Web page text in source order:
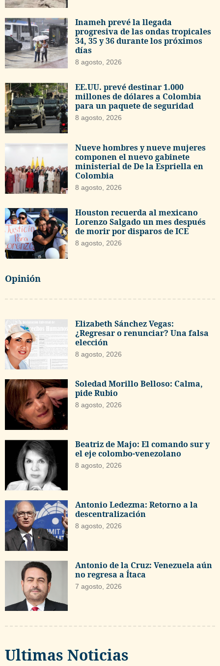
Inameh prevé la llegada
progresiva de las ondas tropicales
34, 35 y 36 durante los próximos
días
8 agosto, 2026
EE.UU. prevé destinar 1.000
millones de dólares a Colombia
para un paquete de seguridad
8 agosto, 2026
Nueve hombres y nueve mujeres
componen el nuevo gabinete
ministerial de De la Espriella en
Colombia
8 agosto, 2026
Houston recuerda al mexicano
Lorenzo Salgado un mes después
de morir por disparos de ICE
8 agosto, 2026
Opinión
Elizabeth Sánchez Vegas:
¿Regresar o renunciar? Una falsa
elección
8 agosto, 2026
Soledad Morillo Belloso: Calma,
pide Rubio
8 agosto, 2026
Beatriz de Majo: El comando sur y
el eje colombo-venezolano
8 agosto, 2026
Antonio Ledezma: Retorno a la
descentralización
8 agosto, 2026
Antonio de la Cruz: Venezuela aún
no regresa a Ítaca
7 agosto, 2026
Ultimas Noticias